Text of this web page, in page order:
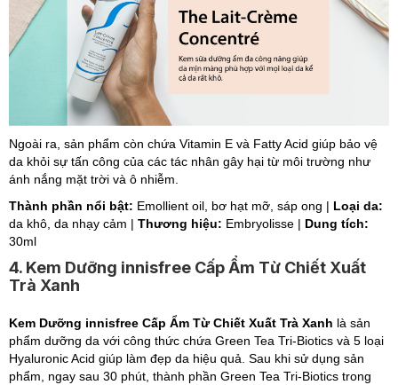
Ngoài ra, sản phẩm còn chứa Vitamin E và Fatty Acid giúp bảo vệ
da khỏi sự tấn công của các tác nhân gây hại từ môi trường như
ánh nắng mặt trời và ô nhiễm.
Thành phần nổi bật: Emollient oil, bơ hạt mỡ, sáp ong | Loại da:
da khô, da nhạy cảm | Thương hiệu: Embryolisse | Dung tích:
30ml
4. Kem Dưỡng innisfree Cấp Ẩm Từ Chiết Xuất
Trà Xanh
Kem Dưỡng innisfree Cấp Ẩm Từ Chiết Xuất Trà Xanh là sản
phẩm dưỡng da với công thức chứa Green Tea Tri-Biotics và 5 loại
Hyaluronic Acid giúp làm đẹp da hiệu quả. Sau khi sử dụng sản
phẩm, ngay sau 30 phút, thành phần Green Tea Tri-Biotics trong